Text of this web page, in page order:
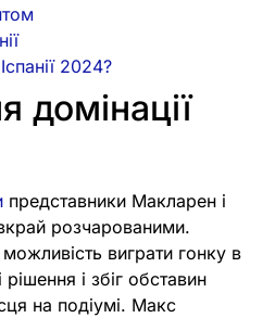
2024?
домінації
представники Макларен і
розчарованими.
виграти гонку в
і збіг обставин
на подіумі. Макс